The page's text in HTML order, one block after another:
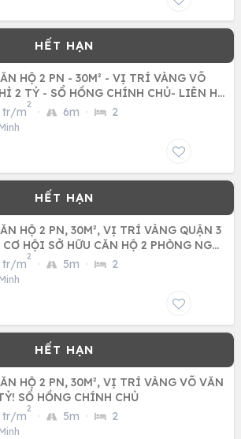
HỘ 2 PN - 30M² - VỊ TRÍ VÀNG VÕ
2 TỶ - SỔ HỒNG CHÍNH CHỦ- LIÊN HỆ
tr/m
2
· 6m · 2
HỘ 2 PN, 30M², VỊ TRÍ VÀNG QUẬN 3
tr/m
2
· 5m · 2
HỘ 2 PN, 30M², VỊ TRÍ VÀNG VÕ VĂN
SỔ HỒNG CHÍNH CHỦ
tr/m
2
· 5m · 2